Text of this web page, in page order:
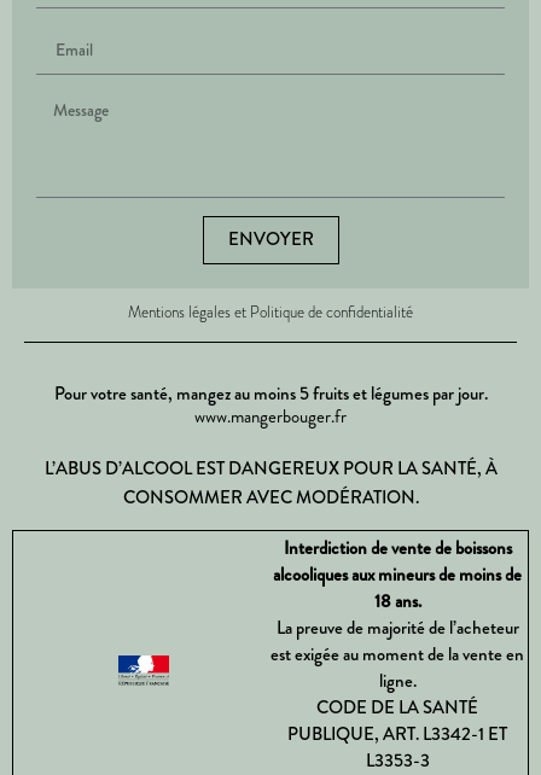
ENVOYER
Mentions légales et Politique de confidentialité
Pour votre santé, mangez au moins 5 fruits et légumes par jour.
www.mangerbouger.fr
L’ABUS D’ALCOOL EST DANGEREUX POUR LA SANTÉ, À
CONSOMMER AVEC MODÉRATION.
Interdiction de vente de boissons
alcooliques aux mineurs de moins de
18 ans.
La preuve de majorité de l’acheteur
est exigée au moment de la vente en
ligne.
CODE DE LA SANTÉ
PUBLIQUE, ART. L3342-1 ET
L3353-3